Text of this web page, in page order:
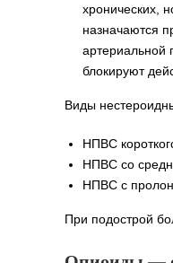
хронических,
назначаются
артериальной
блокируют
Виды
НПВС
НПВС со
НПВС с
При подострой